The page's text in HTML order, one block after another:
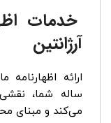
خدمات
آرژانتین
ارائه
ساله شما،
می‌کند و مبنای